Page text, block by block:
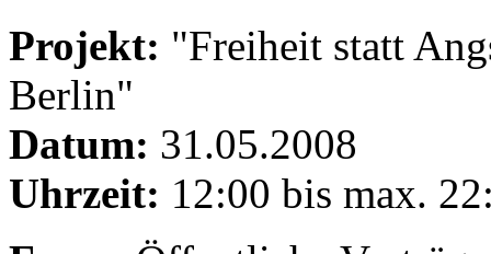
Projekt: "Freiheit statt
Berlin"
Datum: 31.05.2008
Uhrzeit: 12:00 bis max.